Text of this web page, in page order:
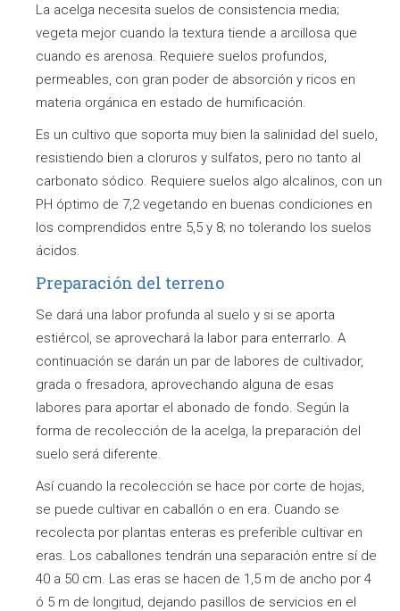
La acelga necesita suelos de consistencia media;
vegeta mejor cuando la textura tiende a arcillosa que
cuando es arenosa. Requiere suelos profundos,
permeables, con gran poder de absorción y ricos en
materia orgánica en estado de humificación.
Es un cultivo que soporta muy bien la salinidad del suelo,
resistiendo bien a cloruros y sulfatos, pero no tanto al
carbonato sódico. Requiere suelos algo alcalinos, con un
PH óptimo de 7,2 vegetando en buenas condiciones en
los comprendidos entre 5,5 y 8; no tolerando los suelos
ácidos.
Preparación del terreno
Se dará una labor profunda al suelo y si se aporta
estiércol, se aprovechará la labor para enterrarlo. A
continuación se darán un par de labores de cultivador,
grada o fresadora, aprovechando alguna de esas
labores para aportar el abonado de fondo. Según la
forma de recolección de la acelga, la preparación del
suelo será diferente.
Así cuando la recolección se hace por corte de hojas,
se puede cultivar en caballón o en era. Cuando se
recolecta por plantas enteras es preferible cultivar en
eras. Los caballones tendrán una separación entre sí de
40 a 50 cm. Las eras se hacen de 1,5 m de ancho por 4
ó 5 m de longitud, dejando pasillos de servicios en el